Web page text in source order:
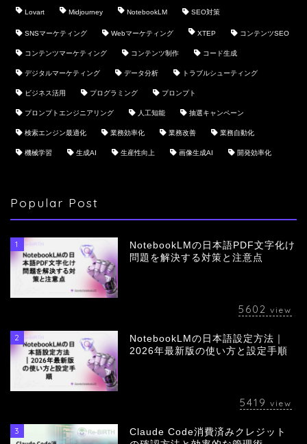
Lovart Midjourney NotebookLM SEO対策
SNSマーケティング Webマーケティング XTEP コンテンツSEO
コンテンツマーケティング コンテンツ制作 コード生成
デジタルマーケティング データ分析 トラブルシューティング
ビジネス活用 プログラミング プロンプト
プロンプトエンジニアリング 人工知能 抽選キャンペーン
検索エンジン最適化 業務効率化 業務改善 業務自動化
機械学習 生成AI 生産性向上 画像生成AI 開発効率化
Popular Post
1
NotebookLMの日本語PDF文字化け
問題を解決する対策と注意点
5602 view
2
NotebookLMの日本語設定方法｜
2026年最新版の使い方と設定手順
5419 view
3
Claude Code消費済みクレジット
会社概要
採用情報